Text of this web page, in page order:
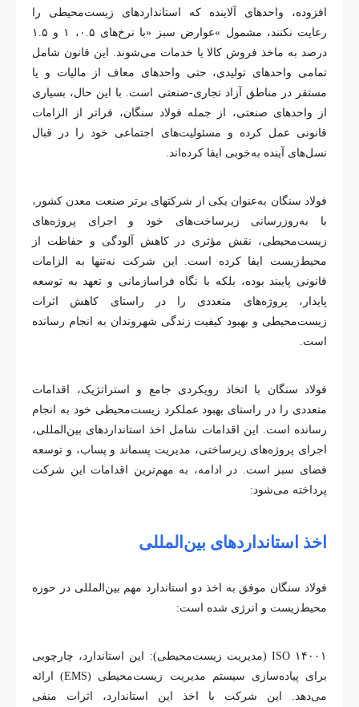
افزوده، واحدهای آلاینده که استانداردهای زیستمحیطی را
رعایت نکنند، مشمول «عوارض سبز »با نرخهای ۰.۵ ، ۱ و ۱.۵
درصد به ماخذ فروش کالا یا خدمات میشوند. این قانون شامل
تمامی واحدهای تولیدی، حتی واحدهای معاف از مالیات و یا
مستقر در مناطق آزاد تجاری-صنعتی است. با این حال، بسیاری
از واحدهای صنعتی، از جمله فولاد سنگان، فراتر از الزامات
قانونی عمل کرده و مسئولیتهای اجتماعی خود را در قبال
نسلهای آینده بهخوبی ایفا کرده اند.
فولاد سنگان بهعنوان یکی از شرکتهای برتر صنعت معدن کشور،
با بهروزرسانی زیرساختهای خود و اجرای پروژههای
زیستمحیطی، نقش مؤثری در کاهش آلودگی و حفاظت از
محیطزیست ایفا کرده است. این شرکت نهتنها به الزامات
قانونی پایبند بوده، بلکه با نگاه فراسازمانی و تعهد به توسعه
پایدار، پروژههای متعددی را در راستای کاهش اثرات
زیستمحیطی و بهبود کیفیت زندگی شهروندان به انجام رسانده
است.
فولاد سنگان با اتخاذ رویکردی جامع و استراتژیک، اقدامات
متعددی را در راستای بهبود عملکرد زیستمحیطی خود به انجام
رسانده است. این اقدامات شامل اخذ استانداردهای بین المللی،
اجرای پروژههای زیرساختی، مدیریت پسماند و پساب، و توسعه
فضای سبز است. در ادامه، به مهمترین اقدامات این شرکت
پرداخته میشود:
اخذ استانداردهای بین المللی
فولاد سنگان موفق به اخذ دو استاندارد مهم بین المللی در حوزه
محیطزیست و انرژی شده است:
ISO ۱۴۰۰۱ (مدیریت زیست‌محیطی): این استاندارد، چارچوبی
برای پیاده‌سازی سیستم مدیریت زیست‌محیطی (EMS) ارائه
می‌دهد. این شرکت با اخذ این استاندارد، اثرات منفی